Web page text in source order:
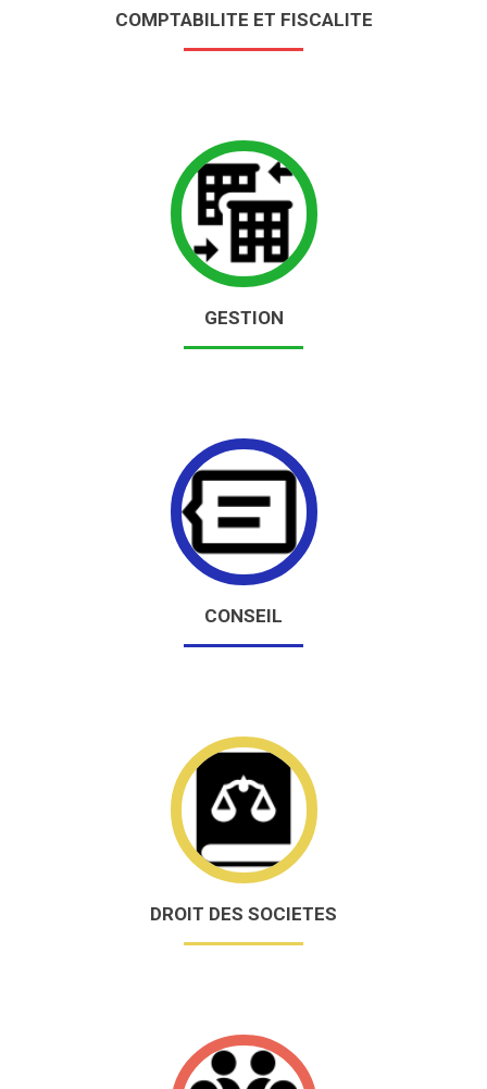
COMPTABILITE ET FISCALITE
GESTION
CONSEIL
DROIT DES SOCIETES